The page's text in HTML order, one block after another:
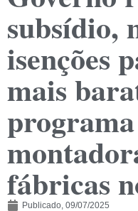
subsídio,
isenções
mais
fábricas
Publicado, 09/07/2025